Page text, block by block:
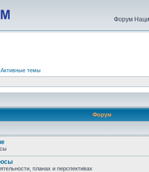
Форум
Активные темы
Форум
планах и перспективах